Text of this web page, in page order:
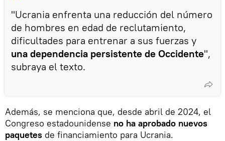
"Ucrania enfrenta una reducción del número
de hombres en edad de reclutamiento,
dificultades para entrenar a sus fuerzas y
una dependencia persistente de Occidente",
subraya el texto.
Además, se menciona que, desde abril de 2024, el
Congreso estadounidense no ha aprobado nuevos
paquetes de financiamiento para Ucrania.